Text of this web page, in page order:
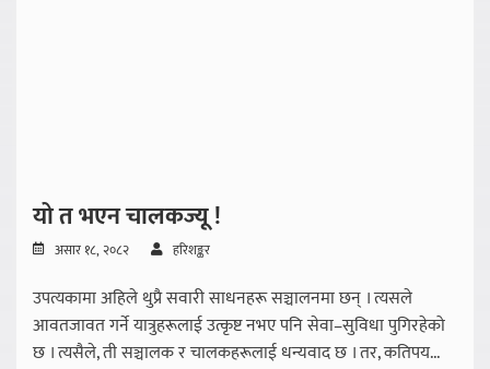
यो त भएन चालकज्यू !
असार १८, २०८२ हरिशङ्कर
उपत्यकामा अहिले थुप्रै सवारी साधनहरू सञ्चालनमा छन् । त्यसले
आवतजावत गर्ने यात्रुहरूलाई उत्कृष्ट नभए पनि सेवा–सुविधा पुगिरहेको
छ । त्यसैले, ती सञ्चालक र चालकहरूलाई धन्यवाद छ । तर, कतिपय...